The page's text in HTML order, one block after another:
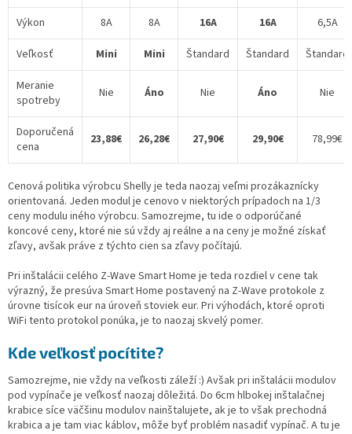
Výkon 8A 8A 16A 16A
6,5A
Veľkosť
Mini Mini Štandard Štandard
Štandard
Meranie
spotreby
Nie Áno Nie Áno Nie
Doporučená
cena
23,88€ 26,28€ 27,90€ 29,90€ 78,99€
Cenová politika výrobcu Shelly je teda naozaj veľmi prozákaznícky
orientovaná. Jeden modul je cenovo v niektorých prípadoch na 1/3
ceny modulu iného výrobcu. Samozrejme, tu ide o odporúčané
koncové ceny, ktoré nie sú vždy aj reálne a na ceny je možné získať
zľavy, avšak práve z týchto cien sa zľavy počítajú.
Pri inštalácii celého Z-Wave Smart Home je teda rozdiel v cene tak
výrazný, že presúva Smart Home postavený na Z-Wave protokole z
úrovne tisícok eur na úroveň stoviek eur. Pri výhodách, ktoré oproti
WiFi tento protokol ponúka, je to naozaj skvelý pomer.
Kde veľkosť pocítite?
Samozrejme, nie vždy na veľkosti záleží :) Avšak pri inštalácii modulov
pod vypínače je veľkosť naozaj dôležitá. Do 6cm hlbokej inštalačnej
krabice síce väčšinu modulov nainštalujete, ak je to však prechodná
krabica a je tam viac káblov, môže byť problém nasadiť vypínač. A tu je